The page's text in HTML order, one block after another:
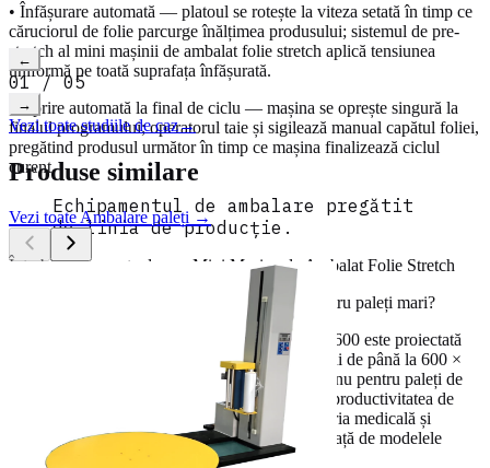
• Înfășurare automată — platoul se rotește la viteza setată în timp ce
căruciorul de folie parcurge înălțimea produsului; sistemul de pre-
stretch al mini mașinii de ambalat folie stretch aplică tensiunea
uniformă pe toată suprafața înfășurată.
• Oprire automată la final de ciclu — mașina se oprește singură la
finalul programului; operatorul taie și sigilează manual capătul foliei,
pregătind produsul următor în timp ce mașina finalizează ciclul
curent.
Echipamentul de ambalare pregătit
de linia de producție.
Întrebări Frecvente despre Mini Mașina de Ambalat Folie Stretch
Ce diferențiază KPW-MN600 de modelele pentru paleți mari?
Mini mașina de ambalat folie stretch KPW-MN600 este proiectată
pentru produse individuale și cutii cu dimensiuni de până la 600 ×
600 × 600 mm și greutăți de până la 100 kg — nu pentru paleți de
mari dimensiuni. Viteza ajustabilă (0–20 rpm), productivitatea de
20–40 produse/oră și compatibilitatea cu industria medicală și
alimentară o plasează într-o categorie distinctă față de modelele
industriale de paletizat.
Citește studiul complet →
←
01/05
→
Vezi toate studiile de caz→
Produse similare
Vezi toateAmbalare paleți →